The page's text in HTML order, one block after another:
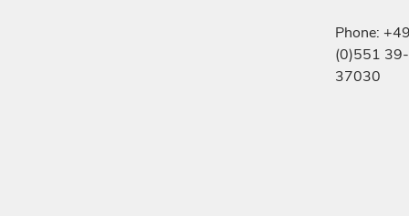
Phone:
(0)551 39-
37030